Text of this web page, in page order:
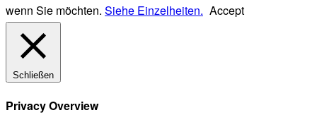
wenn Sie möchten. Siehe Einzelheiten. Accept
Schließen
Privacy Overview